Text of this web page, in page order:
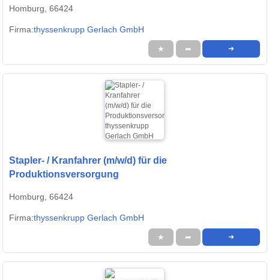
Homburg, 66424
Firma:thyssenkrupp Gerlach GmbH
★ ➦ ➜
Stapler- / Kranfahrer (m/w/d) für die
Produktionsversorgung
Homburg, 66424
Firma:thyssenkrupp Gerlach GmbH
★ ➦ ➜